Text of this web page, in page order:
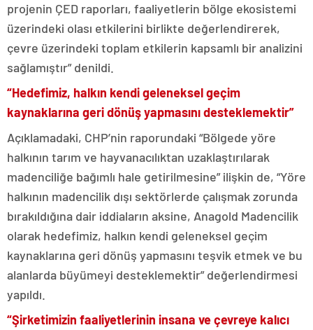
projenin ÇED raporları, faaliyetlerin bölge ekosistemi
üzerindeki olası etkilerini birlikte değerlendirerek,
çevre üzerindeki toplam etkilerin kapsamlı bir analizini
sağlamıştır” denildi.
“Hedefimiz, halkın kendi geleneksel geçim
kaynaklarına geri dönüş yapmasını desteklemektir”
Açıklamadaki, CHP’nin raporundaki “Bölgede yöre
halkının tarım ve hayvanacılıktan uzaklaştırılarak
madenciliğe bağımlı hale getirilmesine” ilişkin de, “Yöre
halkının madencilik dışı sektörlerde çalışmak zorunda
bırakıldığına dair iddiaların aksine, Anagold Madencilik
olarak hedefimiz, halkın kendi geleneksel geçim
kaynaklarına geri dönüş yapmasını teşvik etmek ve bu
alanlarda büyümeyi desteklemektir” değerlendirmesi
yapıldı.
“Şirketimizin faaliyetlerinin insana ve çevreye kalıcı